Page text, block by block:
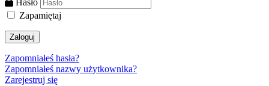
Hasło
Zapamiętaj
Zaloguj
Zapomniałeś hasła?
Zapomniałeś nazwy użytkownika?
Zarejestruj się